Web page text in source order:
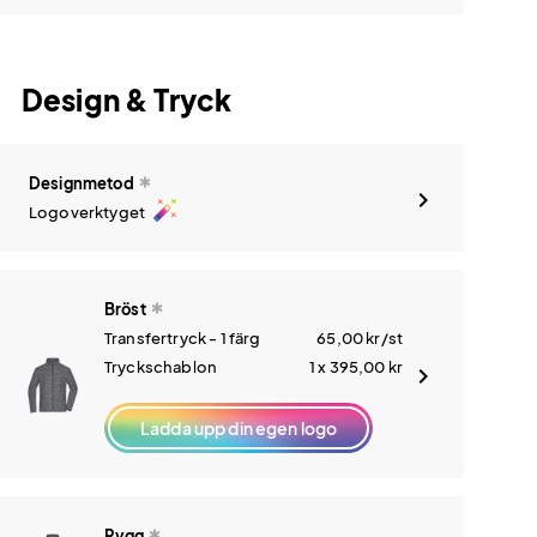
Design & Tryck
Designmetod
Logoverktyget auto_fix_high
Bröst
Transfertryck - 1 färg
65,00kr/st
Tryckschablon
1 x 395,00 kr
Ladda upp din egen logo